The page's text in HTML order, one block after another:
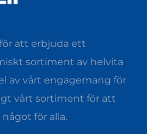
att erbjuda ett
sortiment av helvita
av vårt engagemang för
vårt sortiment för att
för alla.